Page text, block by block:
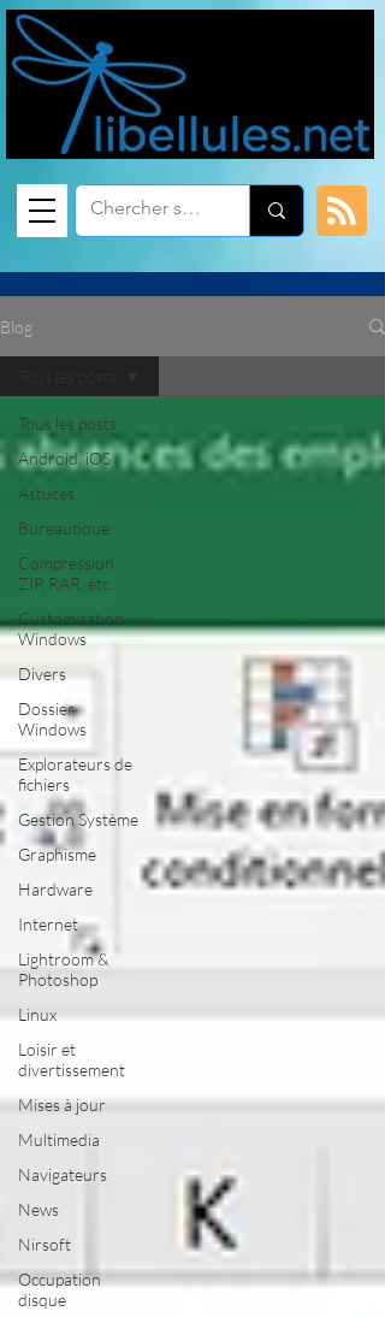
Blog
Tous les posts
Android, iOS
Astuces
Bureautique
Compression
ZIP, RAR, etc.
Customisation
Windows
Divers
Dossier
Windows
Explorateurs de
fichiers
Gestion Système
Graphisme
Hardware
Internet
Lightroom &
Photoshop
Linux
Loisir et
divertissement
Mises à jour
Multimedia
Navigateurs
News
Nirsoft
Occupation
disque